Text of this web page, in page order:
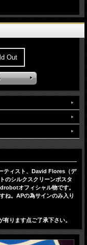
Out
ティスト、David Flores（デ
のシルクスクリーンポスタ
オフィシャル物です。
ね。APの為サインのみ入り
ります点ご了承下さい。